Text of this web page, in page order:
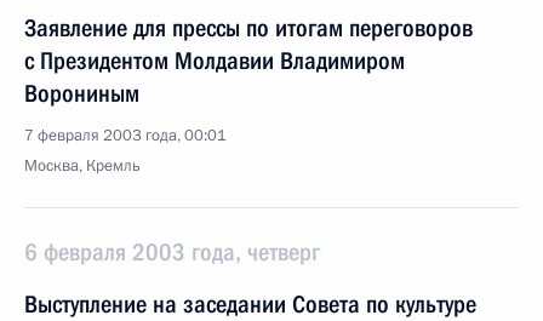
Заявление для прессы по итогам переговоров
с Президентом Молдавии Владимиром
Ворониным
7 февраля 2003 года, 00:01
Москва, Кремль
6 февраля 2003 года, четверг
Выступление на заседании Совета по культуре